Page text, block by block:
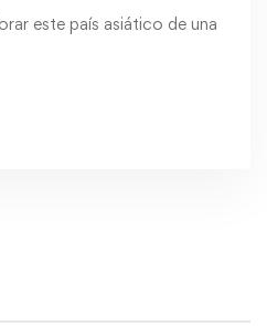
este país asiático de una